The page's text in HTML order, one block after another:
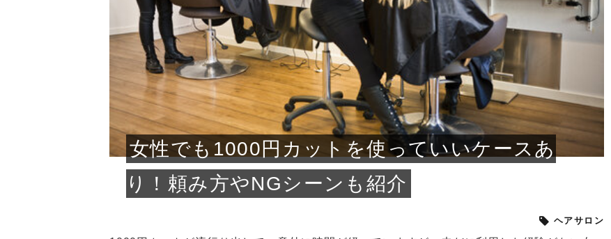
メガネ かえで
もっと見る
さくら さくら
もっと見る
かえで かえで
もっと見る
メガネ かえで
もっと見る
chicca
もっと見る
さくら メガネ
もっと見る
さくら さくら
もっと見る
あおい あかり
もっと見る
あかり あかり
もっと見る
あおい あおい
もっと見る
あおい さな
もっと見る
落ち込んでいないでしょうか？じつは
その原...
あおい
けれど、種類が多くてどれを選べばい
いか...
さな
もっと見る
機器を使ったものから、昔ながらの手
技によ...
あかり
いて行う「医療ダイエット」は、自己
流のダ...
さな
もっと見る
女性でも1000円カットを使っていいケースあ
り！頼み方やNGシーンも紹介
ヘアサロン